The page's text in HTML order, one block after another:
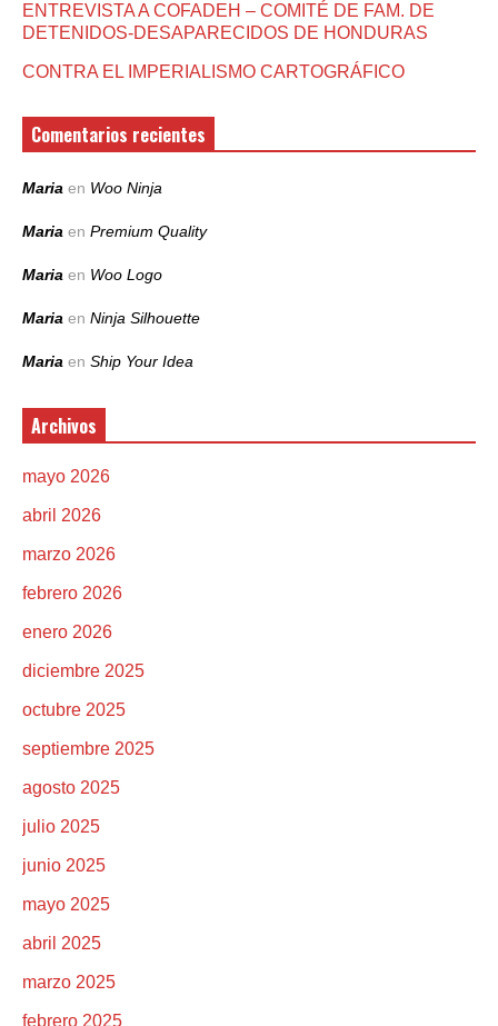
ENTREVISTA A COFADEH – COMITÉ DE FAM. DE
DETENIDOS-DESAPARECIDOS DE HONDURAS
CONTRA EL IMPERIALISMO CARTOGRÁFICO
Comentarios recientes
Maria en Woo Ninja
Maria en Premium Quality
Maria en Woo Logo
Maria en Ninja Silhouette
Maria en Ship Your Idea
Archivos
mayo 2026
abril 2026
marzo 2026
febrero 2026
enero 2026
diciembre 2025
octubre 2025
septiembre 2025
agosto 2025
julio 2025
junio 2025
mayo 2025
abril 2025
marzo 2025
febrero 2025